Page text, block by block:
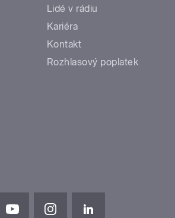
Lidé v rádiu
Kariéra
Kontakt
Rozhlasový poplatek